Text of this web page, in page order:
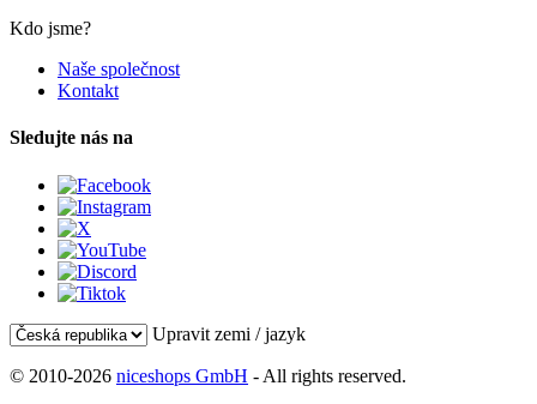
Kdo jsme?
Naše společnost
Kontakt
Sledujte nás na
Upravit zemi / jazyk
© 2010-2026 niceshops GmbH - All rights reserved.